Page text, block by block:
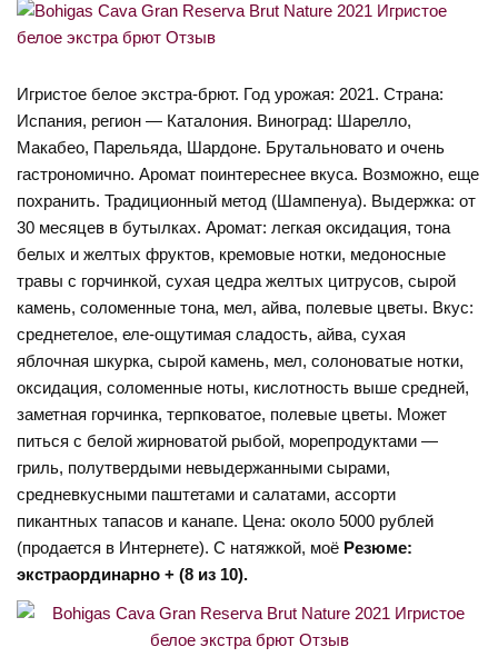
Игристое белое экстра-брют. Год урожая: 2021. Страна:
Испания, регион — Каталония. Виноград: Шарелло,
Макабео, Парельяда, Шардоне. Брутальновато и очень
гастрономично. Аромат поинтереснее вкуса. Возможно, еще
похранить. Традиционный метод (Шампенуа). Выдержка: от
30 месяцев в бутылках. Аромат: легкая оксидация, тона
белых и желтых фруктов, кремовые нотки, медоносные
травы с горчинкой, сухая цедра желтых цитрусов, сырой
камень, соломенные тона, мел, айва, полевые цветы. Вкус:
среднетелое, еле-ощутимая сладость, айва, сухая
яблочная шкурка, сырой камень, мел, солоноватые нотки,
оксидация, соломенные ноты, кислотность выше средней,
заметная горчинка, терпковатое, полевые цветы. Может
питься с белой жирноватой рыбой, морепродуктами —
гриль, полутвердыми невыдержанными сырами,
средневкусными паштетами и салатами, ассорти
пикантных тапасов и канапе. Цена: около 5000 рублей
(продается в Интернете). С натяжкой, моё Резюме:
экстраординарно + (8 из 10).